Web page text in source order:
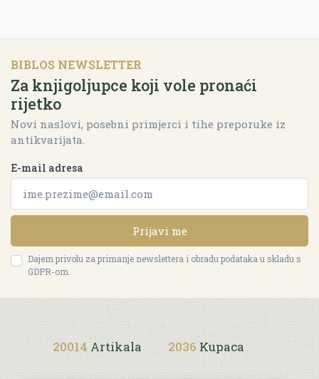
BIBLOS NEWSLETTER
Za knjigoljupce koji vole pronaći
rijetko
Novi naslovi, posebni primjerci i tihe preporuke iz
antikvarijata.
E-mail adresa
Prijavi me
Dajem privolu za primanje newslettera i obradu podataka u skladu s
GDPR-om.
20014 Artikala 2036 Kupaca